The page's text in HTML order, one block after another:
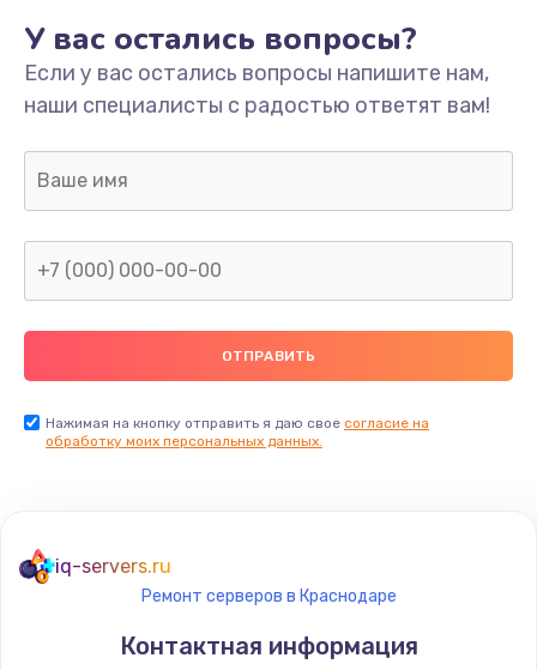
Замена/Pемонт карбюратора
1300 руб.
Заказать
Ремонт капиллярной трубки
400 руб.
Заказать
Замена термостата
1200 руб.
У вас остались вопросы?
Если у вас остались вопросы напишите нам,
наши специалисты с радостью ответят вам!
Нажимая на кнопку отправить я даю свое согласие на
обработку моих персональных данных.
iq-servers.ru
Ремонт серверов в Краснодаре
Контактная информация